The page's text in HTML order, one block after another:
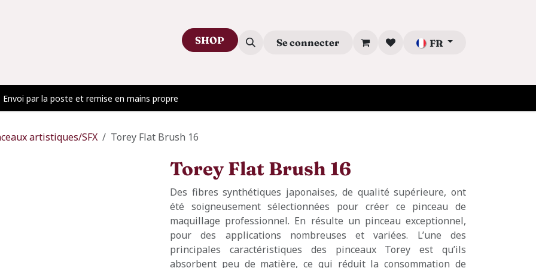
SHOP Se connecter FR
Envoi par la poste et remise en mains propre
artistiques/SFX Torey Flat Brush 16
Torey Flat Brush 16
Des fibres synthétiques japonaises, de qualité supérieure, ont
été soigneusement sélectionnées pour créer ce pinceau de
maquillage professionnel. En résulte un pinceau exceptionnel,
pour des applications nombreuses et variées. L’une des
principales caractéristiques des pinceaux Torey est qu’ils
absorbent peu de matière, ce qui réduit la consommation de